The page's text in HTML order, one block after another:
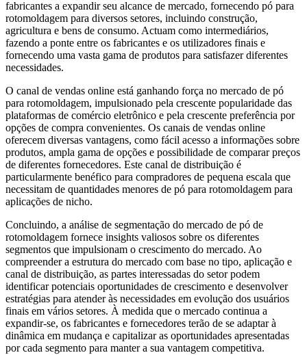
fabricantes a expandir seu alcance de mercado, fornecendo pó para
rotomoldagem para diversos setores, incluindo construção,
agricultura e bens de consumo. Actuam como intermediários,
fazendo a ponte entre os fabricantes e os utilizadores finais e
fornecendo uma vasta gama de produtos para satisfazer diferentes
necessidades.
O canal de vendas online está ganhando força no mercado de pó
para rotomoldagem, impulsionado pela crescente popularidade das
plataformas de comércio eletrônico e pela crescente preferência por
opções de compra convenientes. Os canais de vendas online
oferecem diversas vantagens, como fácil acesso a informações sobre
produtos, ampla gama de opções e possibilidade de comparar preços
de diferentes fornecedores. Este canal de distribuição é
particularmente benéfico para compradores de pequena escala que
necessitam de quantidades menores de pó para rotomoldagem para
aplicações de nicho.
Concluindo, a análise de segmentação do mercado de pó de
rotomoldagem fornece insights valiosos sobre os diferentes
segmentos que impulsionam o crescimento do mercado. Ao
compreender a estrutura do mercado com base no tipo, aplicação e
canal de distribuição, as partes interessadas do setor podem
identificar potenciais oportunidades de crescimento e desenvolver
estratégias para atender às necessidades em evolução dos usuários
finais em vários setores. À medida que o mercado continua a
expandir-se, os fabricantes e fornecedores terão de se adaptar à
dinâmica em mudança e capitalizar as oportunidades apresentadas
por cada segmento para manter a sua vantagem competitiva.